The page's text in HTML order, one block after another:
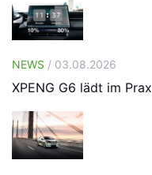
NEWS / 03.08.2026
XPENG G6 lädt im